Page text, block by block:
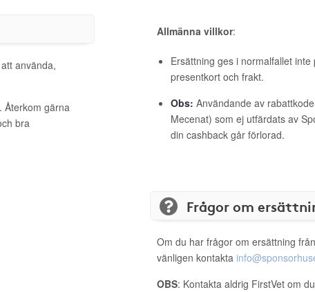
använda,
Återkom gärna
bra
Allmänna villkor:
Ersättning ges i normalfallet
presentkort och frakt.
Obs: Användande av
Mecenat) som ej utfärdats av
din cashback går förlorad.
Frågor om
Om du har frågor om ersättning
vänligen kontakta
OBS: Kontakta aldrig FirstVet om